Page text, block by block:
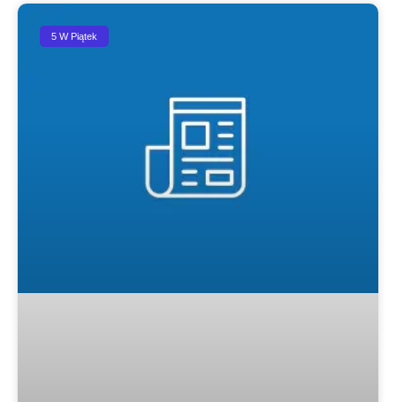
5 W Piątek